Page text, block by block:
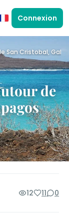
Connexion
San Cristobal,
de
12 11 0